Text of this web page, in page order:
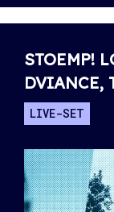
STOEMP!
DVIANCE,
LIVE-SET